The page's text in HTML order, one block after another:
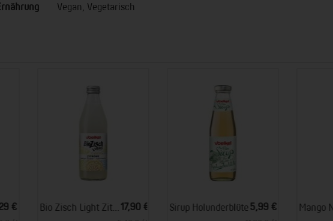
Vegan, Vegetarisch
Bio Zisch Light Zitrone 10 x 0,33 l17,90 € * Sirup Holunderblüte5,99 € * Mango Nektar